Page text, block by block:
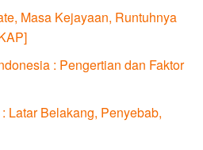
Masa Kejayaan, Runtuhnya
: Pengertian dan Faktor
Latar Belakang, Penyebab,